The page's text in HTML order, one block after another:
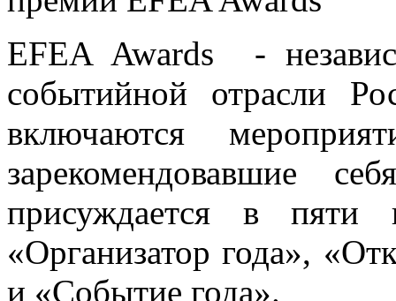
EFEA Awards -
событийной отрасли
включаются
зарекомендовавшие
присуждается в пяти
«Организатор года»,
и «Событие года».